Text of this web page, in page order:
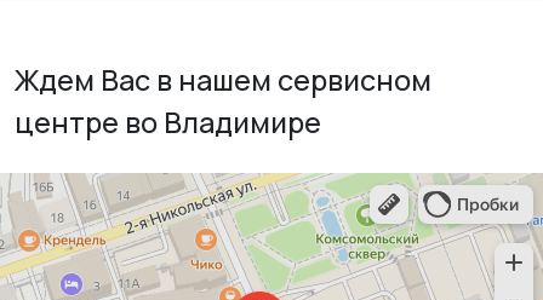
Ждем Вас в нашем сервисном
центре во Владимире